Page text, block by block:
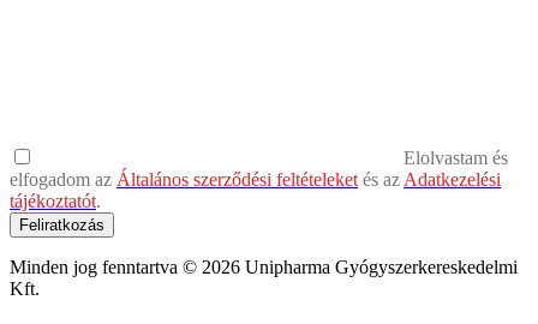
Elolvastam és
elfogadom az Általános szerződési feltételeket és az Adatkezelési
tájékoztatót.
Feliratkozás
Minden jog fenntartva © 2026 Unipharma Gyógyszerkereskedelmi
Kft.